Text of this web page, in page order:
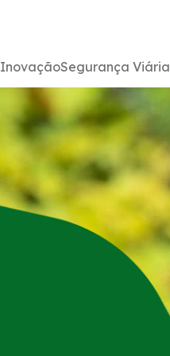
InovaçãoSegurança Viária